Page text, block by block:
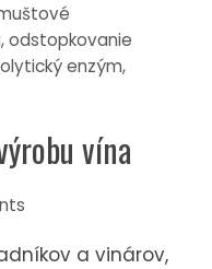
,odstopkovanie
enzým,
vína
a vinárov,